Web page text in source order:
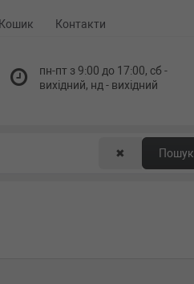
Кошик Контакти
пн-пт з 9:00 до 17:00, сб -
вихідний, нд - вихідний
✖ Пошук